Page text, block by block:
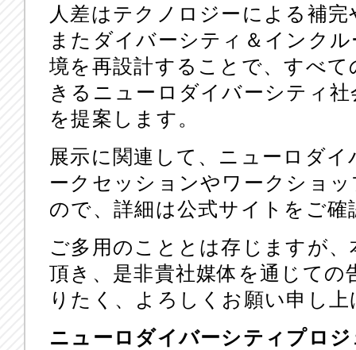
人差はテクノロジーによる補
またダイバーシティ＆インク
境を再設計することで、すべ
きるニューロダイバーシティ
を提案します。
展示に関連して、ニューロダ
ークセッションやワークショ
ので、詳細は公式サイトをご確
ご多用のこととは存じますが
頂き、是非貴社媒体を通じての
りたく、よろしくお願い申し
ニューロダイバーシティプロ